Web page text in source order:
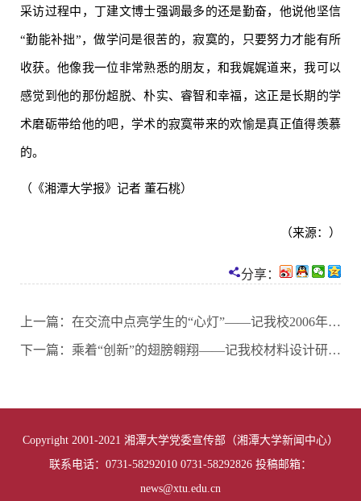
采访过程中，丁建文博士强调最多的还是勤奋，他说他坚信
“勤能补拙”，做学问是很苦的，寂寞的，只要努力才能有所
收获。他像我一位非常熟悉的朋友，和我娓娓道来，我可以
感觉到他的那份超脱、朴实、睿智和幸福，这正是长期的学
术磨砺带给他的吧，学术的寂寞带来的欢愉是真正值得羡慕
的。
（《湘潭大学报》记者 董石桃）
（来源：）
分享：
上一篇： 在交流中点亮学生的“心灯”——记我校2006年青年教师讲课比赛一等奖获得者周兆锋
下一篇： 乘着“创新”的翅膀翱翔——记我校材料设计研究所
Copyright 2001-2021 湘潭大学党委宣传部（湘潭大学新闻中心）
联系电话：0731-58292010 0731-58292826 投稿邮箱：
news@xtu.edu.cn